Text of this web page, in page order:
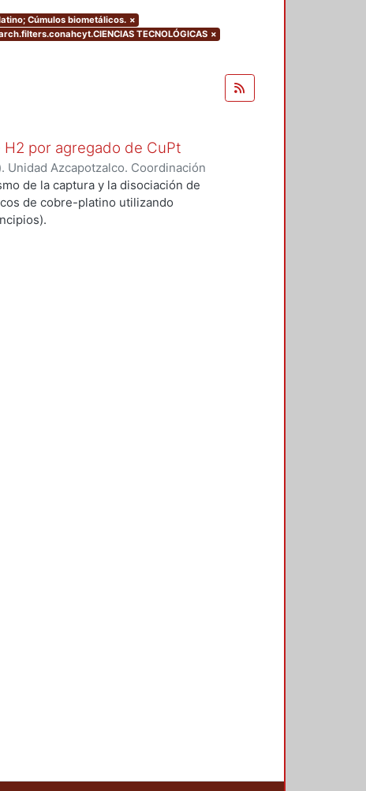
Cúmulos biometálicos. ×
TECNOLÓGICAS ×
por agregado de CuPt
Azcapotzalco. Coordinación
GARCIA, ALFONSO
de la captura y la disociación de
de cobre-platino utilizando